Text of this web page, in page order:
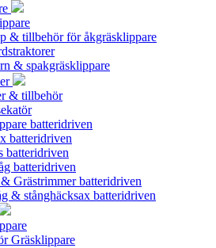
& tillbehör för åkgräsklippare
& spakgräsklippare
& tillbehör
batteridriven
batteridriven
batteridriven
batteridriven
Grästrimmer batteridriven
& stånghäcksax batteridriven
Gräsklippare